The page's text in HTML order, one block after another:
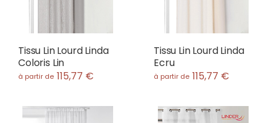
Tissu Lin Lourd Linda
Coloris Lin
à partir de 115,77 €
Tissu Lin Lourd Linda
Ecru
à partir de 115,77 €